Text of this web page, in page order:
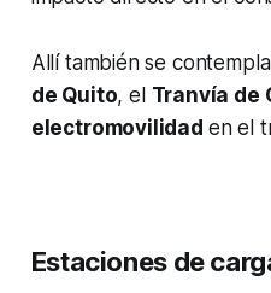
Allí también se
de Quito, el Tranvía de
electromovilidad en el
Estaciones de